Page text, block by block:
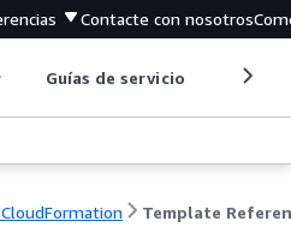
Contacte con nosotros
Guías de servicio
CloudFormation Template